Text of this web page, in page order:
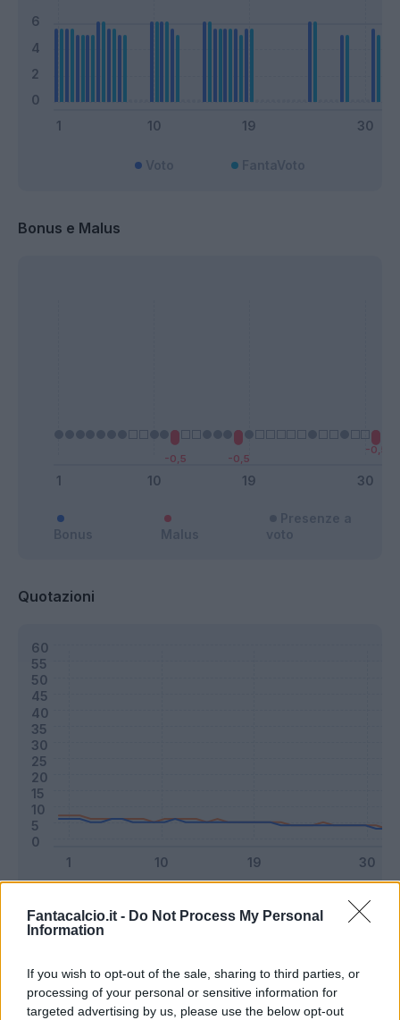
Fantacalcio.it - Do Not Process My Personal
Information
If you wish to opt-out of the sale, sharing to third parties, or
processing of your personal or sensitive information for
targeted advertising by us, please use the below opt-out
Bonus e Malus
Quotazioni
Riepilogo stagione
Titolare 21 - 55